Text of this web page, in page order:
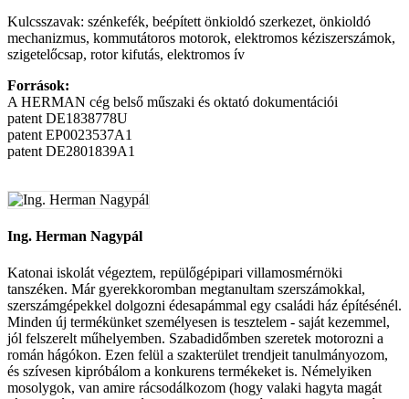
Kulcsszavak: szénkefék, beépített önkioldó szerkezet, önkioldó
mechanizmus, kommutátoros motorok, elektromos kéziszerszámok,
szigetelőcsap, rotor kifutás, elektromos ív
Források:
A HERMAN cég belső műszaki és oktató dokumentációi
patent DE1838778U
patent EP0023537A1
patent DE2801839A1
Ing. Herman Nagypál
Katonai iskolát végeztem, repülőgépipari villamosmérnöki
tanszéken. Már gyerekkoromban megtanultam szerszámokkal,
szerszámgépekkel dolgozni édesapámmal egy családi ház építésénél.
Minden új termékünket személyesen is tesztelem - saját kezemmel,
jól felszerelt műhelyemben. Szabadidőmben szeretek motorozni a
román hágókon. Ezen felül a szakterület trendjeit tanulmányozom,
és szívesen kipróbálom a konkurens termékeket is. Némelyiken
mosolygok, van amire rácsodálkozom (hogy valaki hagyta magát